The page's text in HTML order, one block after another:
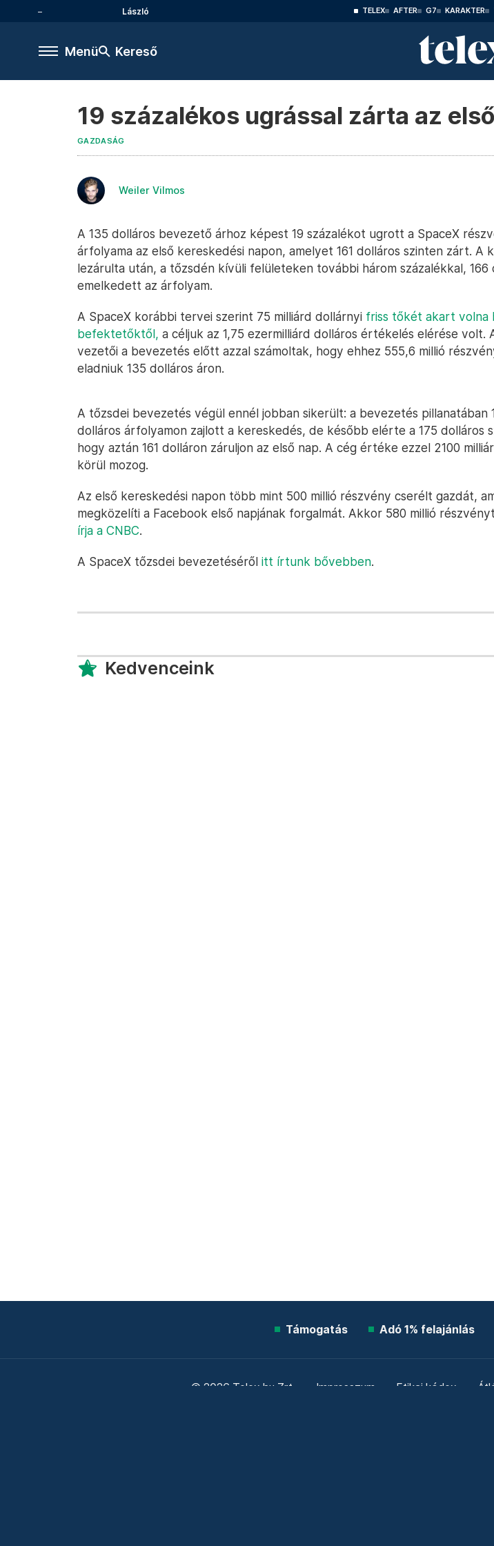
László TELEX AFTER G7 KARAKTER
Menü Kereső
19 százalékos ugrással zárta az
GAZDASÁG
Weiler Vilmos
A 135 dolláros bevezető árhoz képest 19 százalékot ugrott a SpaceX
árfolyama az első kereskedési napon, amelyet 161 dolláros szinten zárt. A
lezárulta után, a tőzsdén kívüli felületeken további három százalékkal, 166
emelkedett az árfolyam.
A SpaceX korábbi tervei szerint 75 milliárd dollárnyi friss tőkét akart volna
befektetőktől, a céljuk az 1,75 ezermilliárd dolláros értékelés elérése volt.
vezetői a bevezetés előtt azzal számoltak, hogy ehhez 555,6 millió
eladniuk 135 dolláros áron.
A tőzsdei bevezetés végül ennél jobban sikerült: a bevezetés pillanatában
dolláros árfolyamon zajlott a kereskedés, de később elérte a 175 dolláros
hogy aztán 161 dolláron záruljon az első nap. A cég értéke ezzel 2100
körül mozog.
Az első kereskedési napon több mint 500 millió részvény cserélt gazdát,
megközelíti a Facebook első napjának forgalmát. Akkor 580 millió
írja a CNBC.
A SpaceX tőzsdei bevezetéséről itt írtunk bővebben.
Kedvenceink
Támogatás Adó 1% felajánlás
© 2026 Telex.hu Zrt. Impresszum Etikai kódex